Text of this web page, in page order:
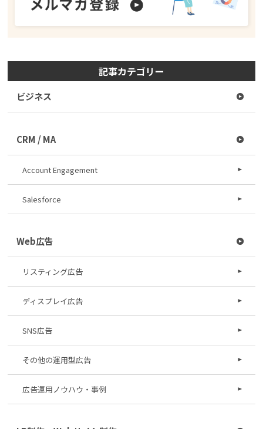
記事カテゴリー
ビジネス
CRM / MA
Account Engagement
Salesforce
Web広告
リスティング広告
ディスプレイ広告
SNS広告
その他の運用型広告
広告運用ノウハウ・事例